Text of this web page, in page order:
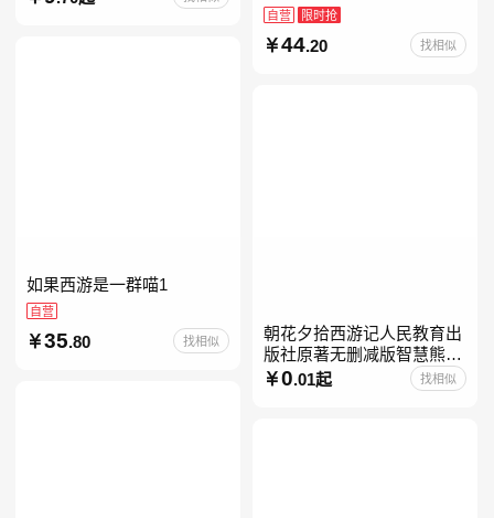
八九年级上下 鲁滨逊漂流
资人纳瓦尔智慧箴言录
自营 限时抢
44.20 找相似
如果西游是一群喵1
自营
35.80 找相似
朝花夕拾西游记人民教育出
版社原著无删减版智慧熊升
级版七年级必读书目初一上
册人民文学出版社人教版当
0.01起 找相似